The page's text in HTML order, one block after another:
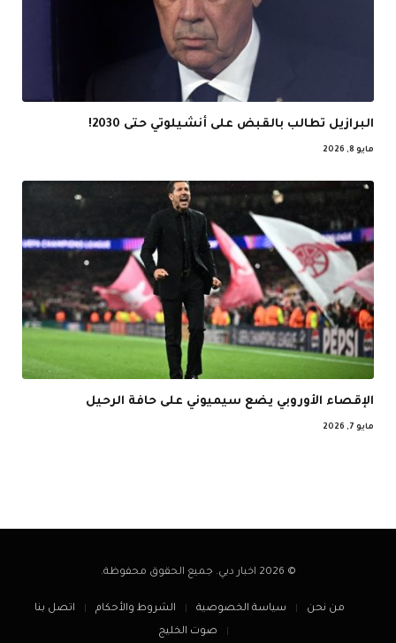
البرازيل تطالب بالقبض على أنشيلوتي حتى 2030!
مايو 8, 2026
الإقصاء الأوروبي يضع سيميوني على حافة الرحيل
مايو 7, 2026
© 2026 اخبار دبي. جميع الحقوق محفوظة.
من نحن سياسة الخصوصية الشروط والأحكام
اتصل بنا
صوت الخليج